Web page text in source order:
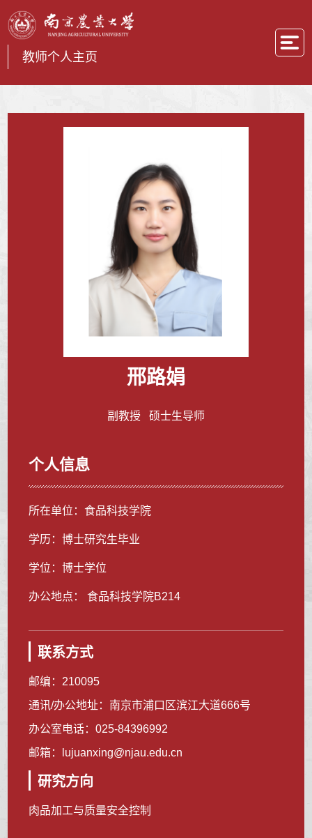
教师个人主页
邢路娟
副教授 硕士生导师
个人信息
所在单位：食品科技学院
学历：博士研究生毕业
学位：博士学位
办公地点： 食品科技学院B214
联系方式
邮编： 210095
通讯/办公地址： 南京市浦口区滨江大道666号
办公室电话：025-84396992
邮箱：
lujuanxing@njau.edu.cn
研究方向
肉品加工与质量安全控制